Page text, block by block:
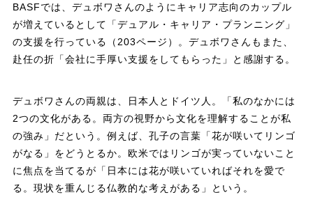
BASFでは、デュボワさんのようにキャリア志向のカップル
が増えているとして「デュアル・キャリア・プランニング」
の支援を行っている（203ページ）。デュボワさんもまた、
赴任の折「会社に手厚い支援をしてもらった」と感謝する。
デュボワさんの両親は、日本人とドイツ人。「私のなかには
2つの文化がある。両方の視野から文化を理解することが私
の強み」だという。例えば、孔子の言葉「花が咲いてリンゴ
がなる」をどうとるか。欧米ではリンゴが実っていないこと
に焦点を当てるが「日本には花が咲いていればそれを愛で
る。現状を重んじる仏教的な考えがある」という。